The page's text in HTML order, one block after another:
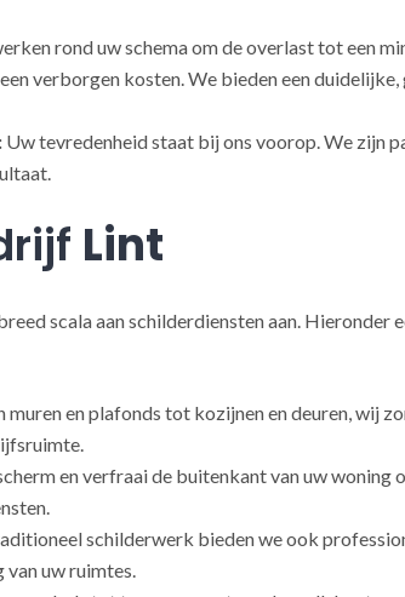
rond uw schema om de overlast tot een
verborgen kosten. We bieden een
Uw tevredenheid staat bij ons voorop. We zijn
Lint
scala aan schilderdiensten aan. Hieronder
muren en plafonds tot kozijnen en deuren, wij
en verfraai de buitenkant van uw woning
schilderwerk bieden we ook
uw ruimtes.